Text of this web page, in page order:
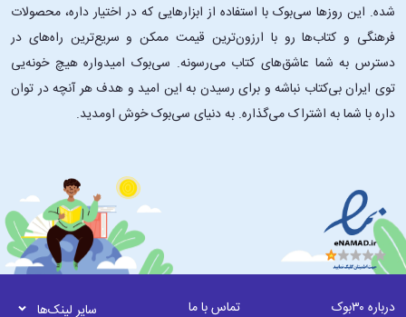
شده. این ‌روزها سی‌بوک با استفاده از ابزارهایی که در اختیار داره، محصولات
فرهنگی و کتاب‌ها رو با ارزون‌ترین قیمت ممکن و سریع‌ترین راه‌های در
دسترس به شما عاشق‌های کتاب می‌رسونه. سی‌بوک امیدواره هیچ خونه‌یی
توی ایران بی‌کتاب نباشه و برای رسیدن به این امید و هدف هر آنچه در توان
داره با شما به اشتراک می‌گذاره. به دنیای سی‌بوک خوش اومدید.
درباره ۳۰بوک تماس با ما سایر لینک‌ها